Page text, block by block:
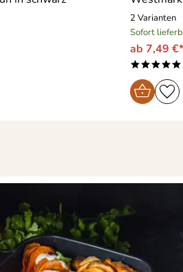
2 Varianten
Sofort
ab 7,49 €*
*****